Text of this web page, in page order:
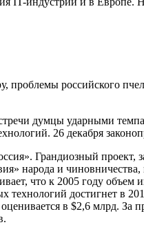
проблемы российского
думцы ударными
26 декабря
Грандиозный проект,
народа и
что к 2005 году
достигнет в
в $2,6 млрд. За